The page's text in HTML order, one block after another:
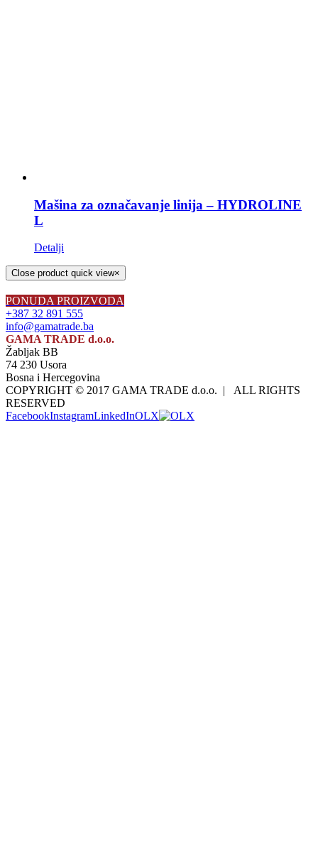
Mašina za označavanje linija – HYDROLINE
L
Detalji
Close product quick view×
PONUDA PROIZVODA
+387 32 891 555
info@gamatrade.ba
GAMA TRADE d.o.o.
Žabljak BB
74 230 Usora
Bosna i Hercegovina
COPYRIGHT © 2017 GAMA TRADE d.o.o. | ALL RIGHTS
RESERVED
FacebookInstagramLinkedInOLX